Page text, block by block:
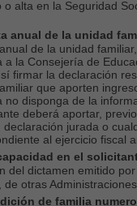
o alta en la Seguridad
anual de la unidad
de la unidad
a la Consejería de
firmar la declaración
que aporten
no disponga de la
deberá aportar,
jurada o
al ejercicio fiscal
en el
del dictamen emitido
otras
de familia